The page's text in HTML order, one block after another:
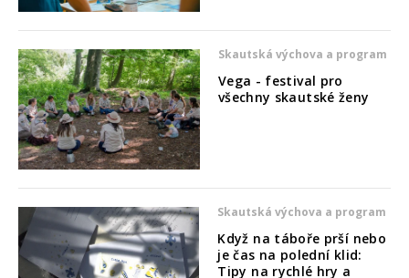
Skautská výchova a program
Vega - festival pro
všechny skautské ženy
Skautská výchova a program
Když na táboře prší nebo
je čas na polední klid:
Tipy na rychlé hry a